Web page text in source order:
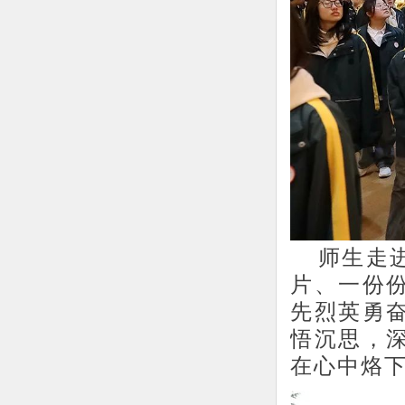
师生走
片、一份
先烈英勇
悟沉思，
在心中烙